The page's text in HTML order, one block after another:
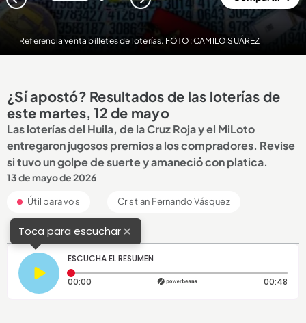
Referencia venta billetes de loterías. FOTO: CAMILO SUÁREZ
¿Sí apostó? Resultados de las loterías de
este martes, 12 de mayo
Las loterías del Huila, de la Cruz Roja y el MiLoto
entregaron jugosos premios a los compradores. Revise
si tuvo un golpe de suerte y amaneció con platica.
13 de mayo de 2026
Útil para vos Cristian Fernando Vásquez
Toca para escuchar×
ESCUCHA EL RESUMEN
00:00 Tiempo transcurrido: 0 segundos 00:48